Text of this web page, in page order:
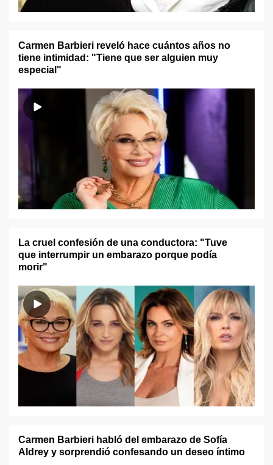
Carmen Barbieri reveló hace cuántos años no
tiene intimidad: "Tiene que ser alguien muy
especial"
La cruel confesión de una conductora: "Tuve
que interrumpir un embarazo porque podía
morir"
Carmen Barbieri habló del embarazo de Sofía
Aldrey y sorprendió confesando un deseo íntimo